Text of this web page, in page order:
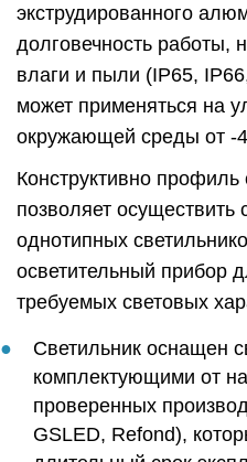
экструдированного
долговечность работы,
влаги и пыли (IP65,
может применяться на
окружающей среды от -
Конструктивно профиль
позволяет осуществить
однотипных
осветительный прибор
требуемых световых
Светильник оснащен
комплектующими от
проверенных
GSLED, Refond),